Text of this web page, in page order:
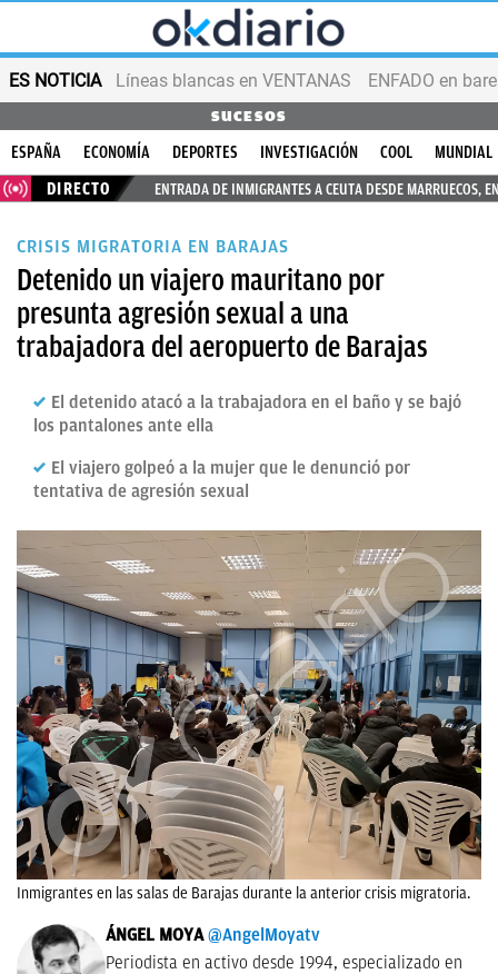
ES NOTICIA Líneas blancas en VENTANAS ENFADO en
SUCESOS
ESPAÑA ECONOMÍA DEPORTES INVESTIGACIÓN COOL
MUNDIAL
DIRECTO
ENTRADA DE INMIGRANTES A CEUTA DESDE MARRUECOS,
CRISIS MIGRATORIA EN BARAJAS
Detenido un viajero mauritano por
presunta agresión sexual a una
trabajadora del aeropuerto de Barajas
El detenido atacó a la trabajadora en el baño y se bajó
los pantalones ante ella
El viajero golpeó a la mujer que le denunció por
tentativa de agresión sexual
Inmigrantes en las salas de Barajas durante la anterior crisis migratoria.
ÁNGEL MOYA @AngelMoyatv
Periodista en activo desde 1994, especializado en